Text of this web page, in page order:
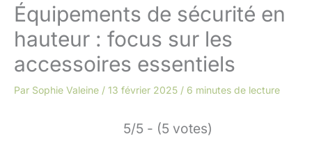
Équipements de sécurité en
hauteur : focus sur les
accessoires essentiels
Par Sophie Valeine / 13 février 2025 / 6 minutes de lecture
5/5 - (5 votes)